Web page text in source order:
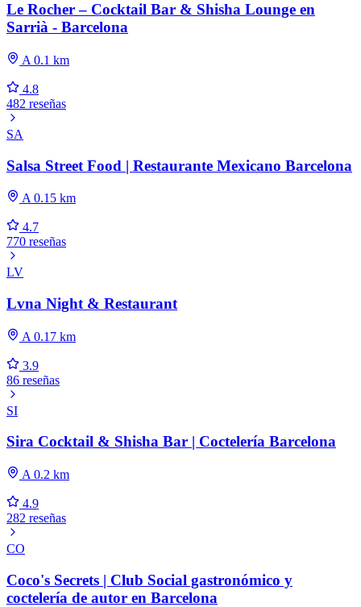
Le Rocher – Cocktail Bar & Shisha Lounge en
Sarrià - Barcelona
A 0.1 km
4.8
482 reseñas
SA
Salsa Street Food | Restaurante Mexicano Barcelona
A 0.15 km
4.7
770 reseñas
LV
Lvna Night & Restaurant
A 0.17 km
3.9
86 reseñas
SI
Sira Cocktail & Shisha Bar | Coctelería Barcelona
A 0.2 km
4.9
282 reseñas
CO
Coco's Secrets | Club Social gastronómico y
coctelería de autor en Barcelona